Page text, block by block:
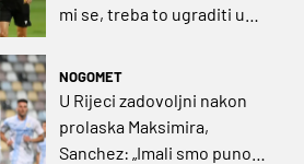
mi se, treba to ugraditi u
NOGOMET
U Rijeci zadovoljni nakon
prolaska Maksimira,
Sanchez: „Imali smo puno